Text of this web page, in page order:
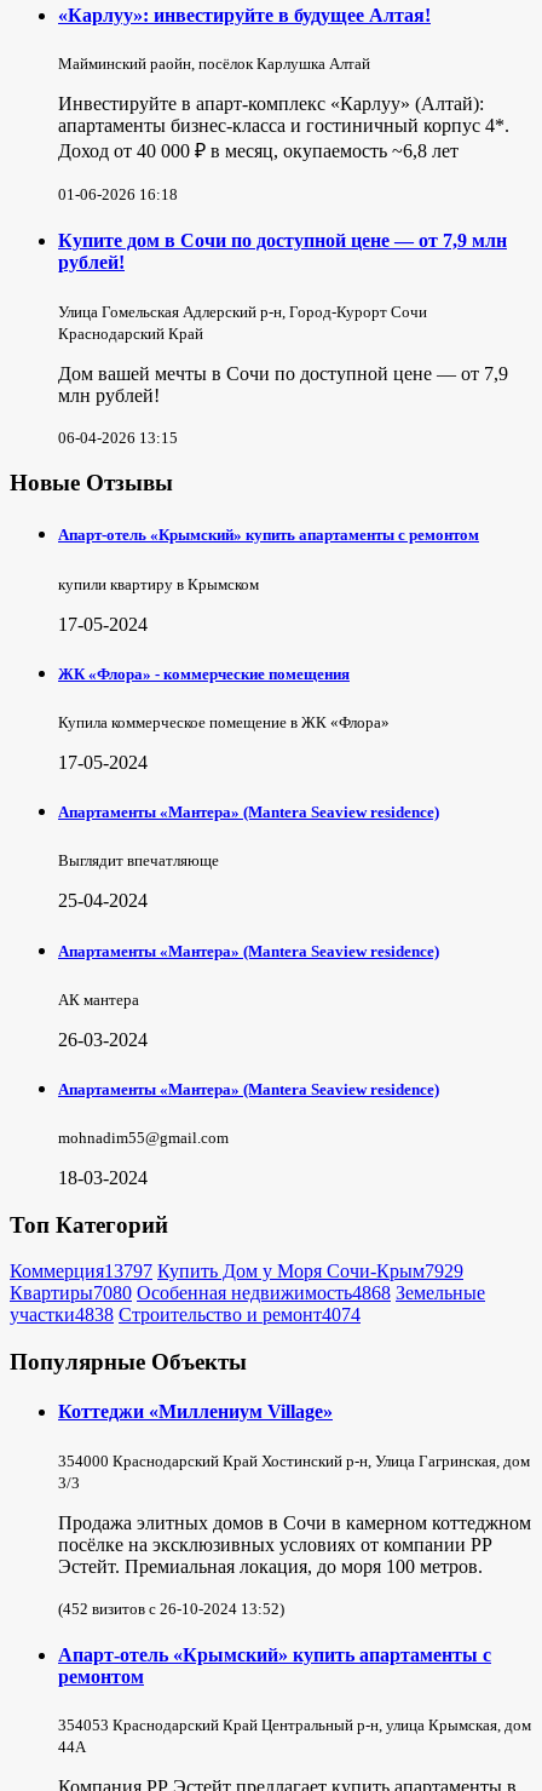
«Карлуу»: инвестируйте в будущее Алтая!
Майминский раойн, посёлок Карлушка Алтай
Инвестируйте в апарт-комплекс «Карлуу» (Алтай):
апартаменты бизнес-класса и гостиничный корпус 4*.
Доход от 40 000 ₽ в месяц, окупаемость ~6,8 лет
01-06-2026 16:18
Купите дом в Сочи по доступной цене — от 7,9 млн
рублей!
Улица Гомельская Адлерский р-н, Город-Курорт Сочи
Краснодарский Край
Дом вашей мечты в Сочи по доступной цене — от 7,9
млн рублей!
06-04-2026 13:15
Новые Отзывы
Апарт-отель «Крымский» купить апартаменты с ремонтом
купили квартиру в Крымском
17-05-2024
ЖК «Флора» - коммерческие помещения
Купила коммерческое помещение в ЖК «Флора»
17-05-2024
Апартаменты «Мантера» (Mantera Seaview rеsidence)
Выглядит впечатляюще
25-04-2024
Апартаменты «Мантера» (Mantera Seaview rеsidence)
АК мантера
26-03-2024
Апартаменты «Мантера» (Mantera Seaview rеsidence)
mohnadim55@gmail.com
18-03-2024
Топ Категорий
Коммерция13797 Купить Дом у Моря Сочи-Крым7929
Квартиры7080 Особенная недвижимость4868 Земельные
участки4838 Строительство и ремонт4074
Популярные Объекты
Коттеджи «Миллениум Village»
354000 Краснодарский Край Хостинский р-н, Улица Гагринская, дом
3/3
Продажа элитных домов в Сочи в камерном коттеджном
посёлке на эксклюзивных условиях от компании РР
Эстейт. Премиальная локация, до моря 100 метров.
(452 визитов с 26-10-2024 13:52)
Апарт-отель «Крымский» купить апартаменты с
ремонтом
354053 Краснодарский Край Центральный р-н, улица Крымская, дом
44А